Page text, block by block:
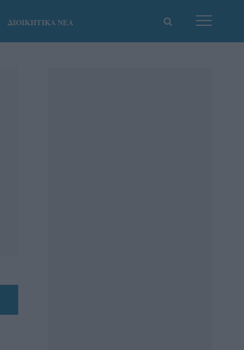
ΔΙΟΙΚΗΤΙΚΑ ΝΕΑ